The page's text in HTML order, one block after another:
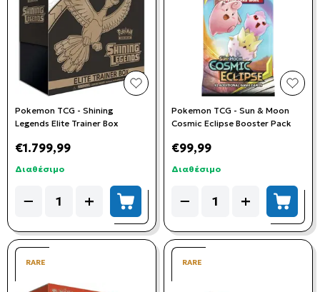
add to wishlist
Pokemon TCG - Shining
Legends Elite Trainer Box
€1.799,99
Διαθέσιμο
−
Quantity + add to cart
add
Pokemon TCG - Sun & Moon
Cosmic Eclipse Booster Pack
€99,99
Διαθέσιμο
−
Quantity + add
RARE RARE